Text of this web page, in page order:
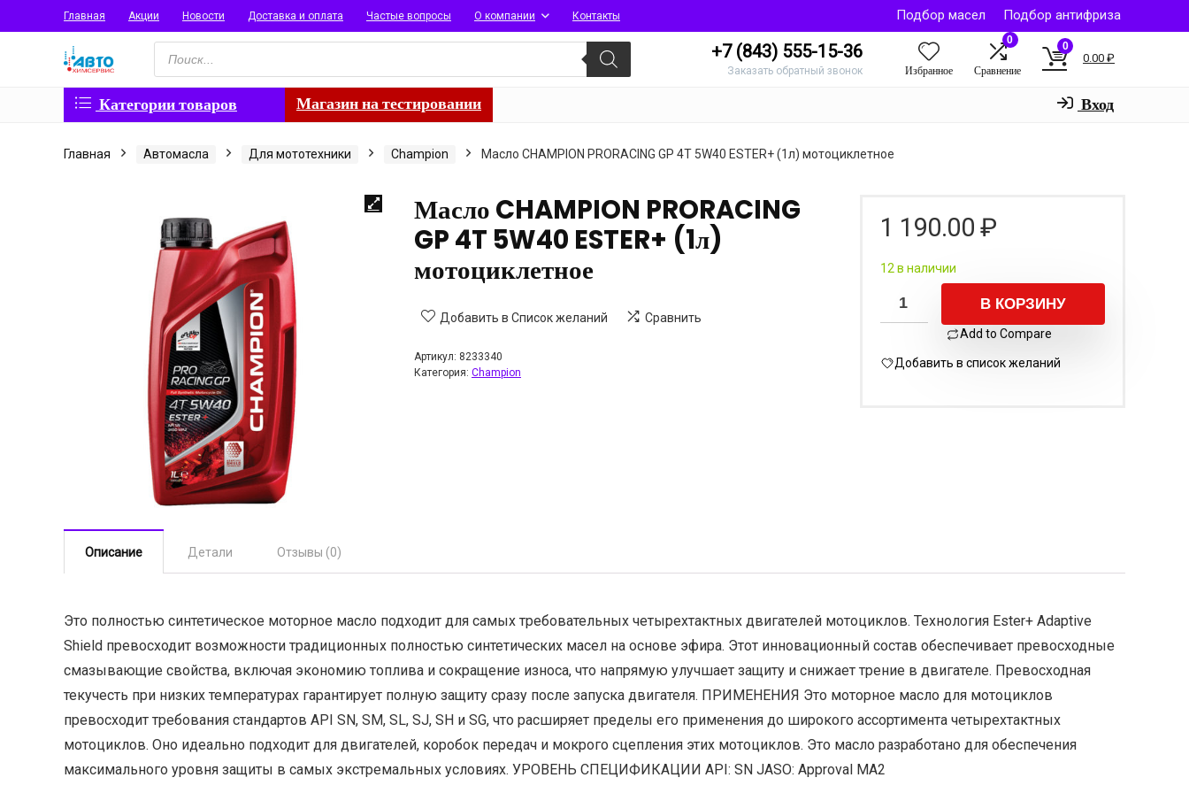
Главная Акции Новости Доставка и оплата Частые вопросы О компании Контакты Подбор масел
Подбор антифриза
Поиск
товаров
+7 (843) 555-15-36
Заказать обратный звонок Избранное
0
Сравнение
0
0.00 ₽
Категории товаров Магазин на тестировании Вход
Главная Автомасла Для мототехники Champion Масло CHAMPION PRORACING GP 4T 5W40 ESTER+ (1л) мотоциклетное
Масло CHAMPION PRORACING
GP 4T 5W40 ESTER+ (1л)
мотоциклетное
Добавить в Список желаний Сравнить
Артикул: 8233340
Категория: Champion
1 190.00 ₽
12 в наличии
В КОРЗИНУ
Add to Compare
Добавить в список желаний
Описание Детали Отзывы (0)
Это полностью синтетическое моторное масло подходит для самых требовательных четырехтактных двигателей мотоциклов. Технология Ester+ Adaptive
Shield превосходит возможности традиционных полностью синтетических масел на основе эфира. Этот инновационный состав обеспечивает превосходные
смазывающие свойства, включая экономию топлива и сокращение износа, что напрямую улучшает защиту и снижает трение в двигателе. Превосходная
текучесть при низких температурах гарантирует полную защиту сразу после запуска двигателя. ПРИМЕНЕНИЯ Это моторное масло для мотоциклов
превосходит требования стандартов API SN, SM, SL, SJ, SH и SG, что расширяет пределы его применения до широкого ассортимента четырехтактных
мотоциклов. Оно идеально подходит для двигателей, коробок передач и мокрого сцепления этих мотоциклов. Это масло разработано для обеспечения
максимального уровня защиты в самых экстремальных условиях. УРОВЕНЬ СПЕЦИФИКАЦИИ API: SN JASO: Approval MA2